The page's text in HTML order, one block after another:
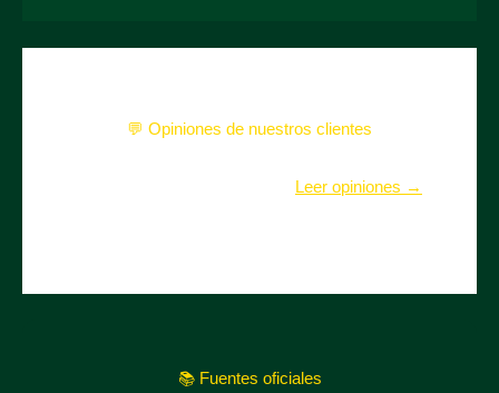
💬 Opiniones de nuestros clientes
Leer opiniones →
📚 Fuentes oficiales